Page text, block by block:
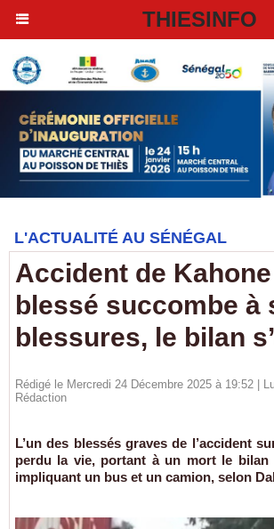
THIESINFO
L'ACTUALITÉ AU SÉNÉGAL
Accident de
blessé succombe à
blessures, le bilan
Rédigé le Mercredi 24 Décembre 2025 à 19:52 |
Rédaction
L’un des blessés graves de l’accident
perdu la vie, portant à un mort le bilan
impliquant un bus et un camion, selon